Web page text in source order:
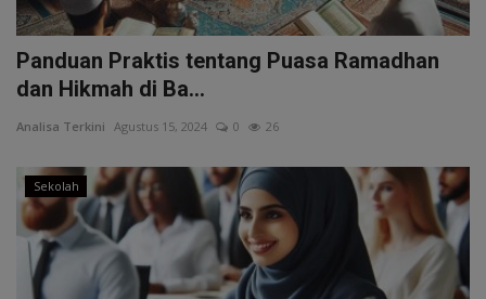
Panduan Praktis tentang Puasa Ramadhan
dan Hikmah di Ba...
Analisa Terkini Agustus 15, 2024 0 26
Sekolah